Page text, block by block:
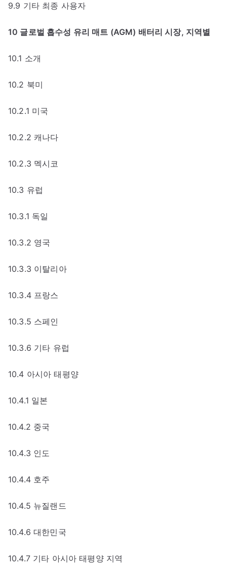
9.9 기타 최종 사용자
10 글로벌 흡수성 유리 매트 (AGM) 배터리 시장, 지역별
10.1 소개
10.2 북미
10.2.1 미국
10.2.2 캐나다
10.2.3 멕시코
10.3 유럽
10.3.1 독일
10.3.2 영국
10.3.3 이탈리아
10.3.4 프랑스
10.3.5 스페인
10.3.6 기타 유럽
10.4 아시아 태평양
10.4.1 일본
10.4.2 중국
10.4.3 인도
10.4.4 호주
10.4.5 뉴질랜드
10.4.6 대한민국
10.4.7 기타 아시아 태평양 지역